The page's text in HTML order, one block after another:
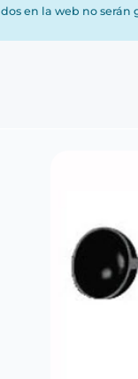
en la web no